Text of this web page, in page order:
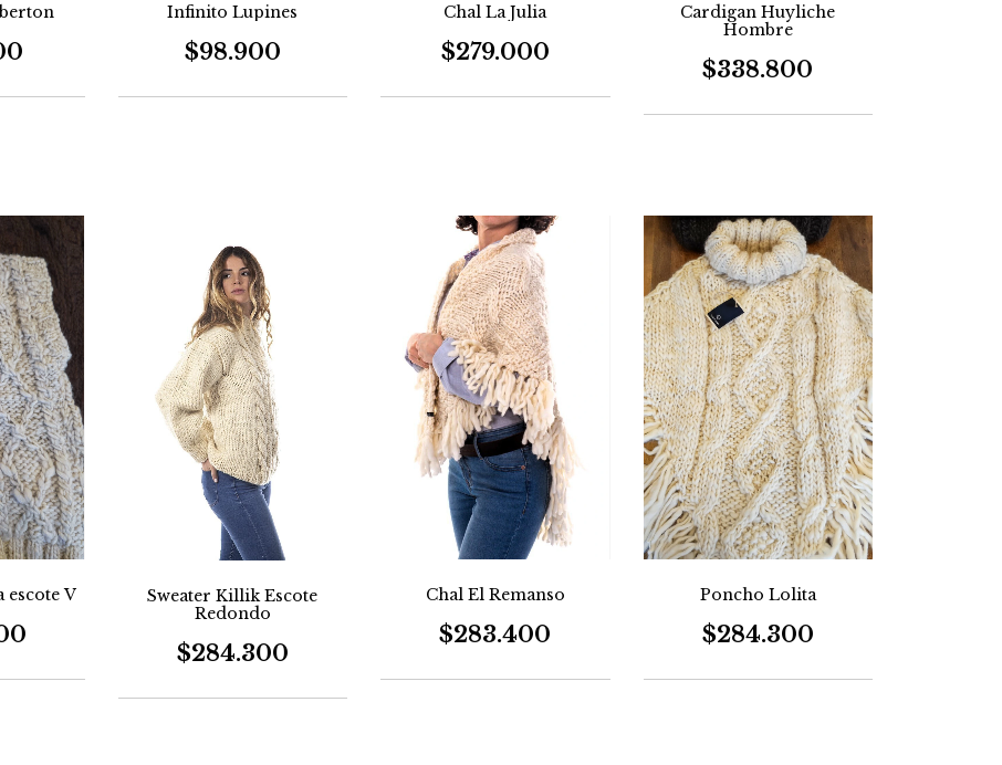
Infinito Lupines
$98.900
Chal La Julia
$279.000
Cardigan Huyliche
Hombre
$338.800
escote V
Sweater Killik Escote
Redondo
$284.300
Chal El Remanso
$283.400
Poncho Lolita
$284.300